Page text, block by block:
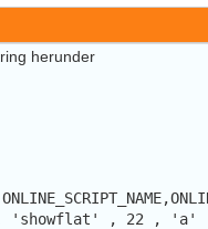
herunder
, 'showflat' , 22 ,